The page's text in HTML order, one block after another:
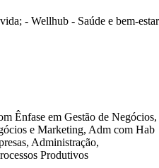
- Wellhub - Saúde e bem-
Ênfase em Gestão de Negócios,
e Marketing, Adm com Hab
Administração,
Produtivos